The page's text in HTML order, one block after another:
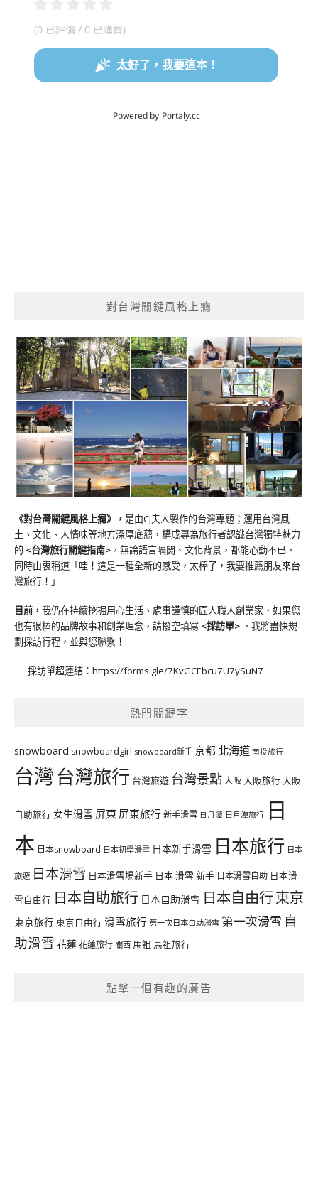
對台灣關鍵風格上癮
《對台灣關鍵風格上癮》 ， 是由CJ夫人製作的台灣專題；運用台灣風
土、文化、人情味等地方深厚底蘊，構成專為旅行者認識台灣獨特魅力
的 <台灣旅行關鍵指南> ，無論語言隔閡、文化背景，都能心動不已，
同時由衷稱道「哇！這是一種全新的感受，太棒了，我要推薦朋友來台
灣旅行！」
目前， 我仍在持續挖掘用心生活、處事謹慎的匠人職人創業家，如果您
也有很棒的品牌故事和創業理念，請撥空填寫 <採訪單> ，我將盡快規
劃採訪行程，並與您聯繫！
採訪單超連結： https://forms.gle/7KvGCEbcu7U7ySuN7
熱門關鍵字
snowboard snowboardgirl snowboard新手 京都 北海道 南投旅行
台灣台灣旅行 台灣旅遊 台灣景點大阪大阪旅行大阪
自助旅行 女生滑雪 屏東 屏東旅行新手滑雪 日月潭 日月潭旅行 日
本 日本snowboard 日本初學滑雪 日本新手滑雪 日本旅行 日本
旅遊 日本滑雪 日本滑雪場新手 日本 滑雪 新手 日本滑雪自助 日本滑
雪自由行 日本自助旅行 日本自助滑雪 日本自由行東京
東京旅行 東京自由行 滑雪旅行 第一次日本自助滑雪 第一次滑雪 自
助滑雪 花蓮花蓮旅行 關西 馬祖 馬祖旅行
點擊一個有趣的廣告